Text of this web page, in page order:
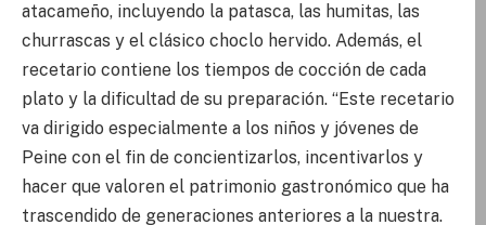
atacameño, incluyendo la patasca, las humitas, las
churrascas y el clásico choclo hervido. Además, el
recetario contiene los tiempos de cocción de cada
plato y la dificultad de su preparación. “Este recetario
va dirigido especialmente a los niños y jóvenes de
Peine con el fin de concientizarlos, incentivarlos y
hacer que valoren el patrimonio gastronómico que ha
trascendido de generaciones anteriores a la nuestra.